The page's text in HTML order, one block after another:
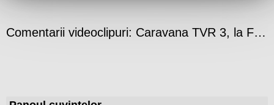
Comentarii videoclipuri: Caravana TVR 3, la Focșani